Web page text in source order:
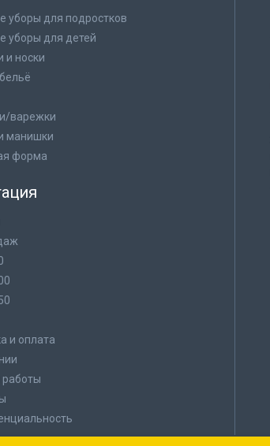
уборы для подростков
уборы для детей
и носки
варежки
манишки
форма
и оплата
работы